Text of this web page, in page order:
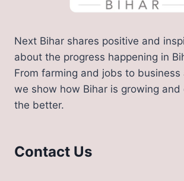
बेरोजगार
सुनहरा
अवसर,
पास
के
Next Bihar shares positive and
about the progress happening in
From farming and jobs to business
we show how Bihar is growing and
the better.
Contact Us